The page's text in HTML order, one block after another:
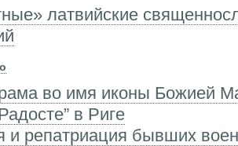
латвийские
во имя иконы Божией
в Риге
и репатриация бывших